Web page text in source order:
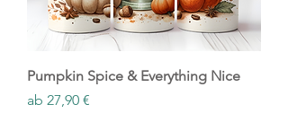
Pumpkin Spice & Everything Nice
ab 27,90 €
Sale-Preis